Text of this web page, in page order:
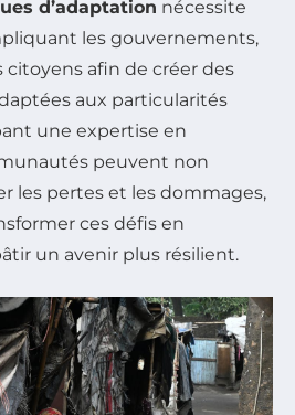
d’adaptation nécessite
les gouvernements,
citoyens afin de créer des
aux particularités
une expertise en
peuvent non
les pertes et les dommages,
ces défis en
un avenir plus résilient.